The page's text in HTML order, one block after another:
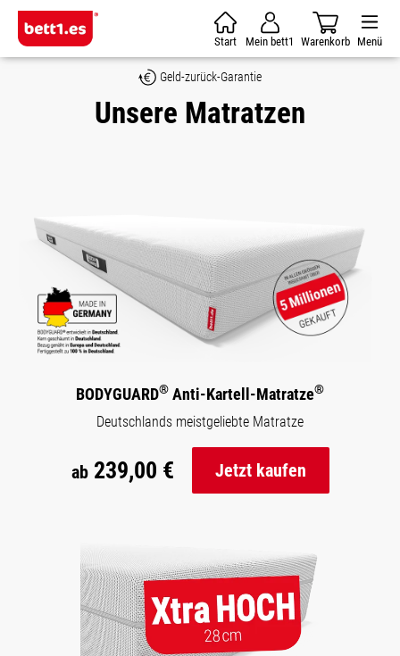
Zum Hauptinhalt springen
Start Mein bett1 Warenkorb Menü
Geld-zurück-Garantie
Unsere Matratzen
BODYGUARD® Anti-Kartell-Matratze®
Deutschlands meistgeliebte Matratze
ab239,00 € Jetzt kaufen